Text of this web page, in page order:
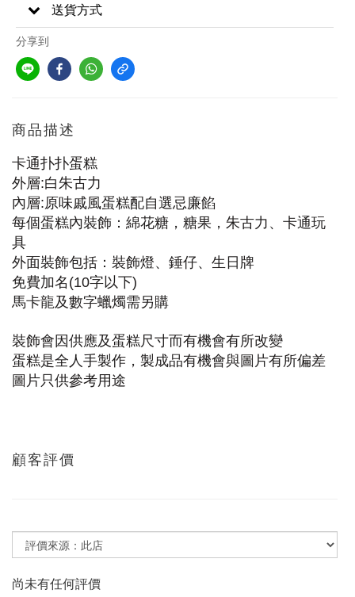
送貨方式
分享到
商品描述
卡通扑扑蛋糕
外層:白朱古力
內層:原味戚風蛋糕配自選忌廉餡
每個蛋糕內裝飾：綿花糖，糖果，朱古力、卡通玩
具
外面裝飾包括：裝飾燈、錘仔、生日牌
免費加名 (10字以下)
馬卡龍及數字蠟燭需另購
裝飾會因供應及蛋糕尺寸而有機會有所改變
蛋糕是全人手製作，製成品有機會與圖片有所偏差
圖片只供參考用途
顧客評價
尚未有任何評價